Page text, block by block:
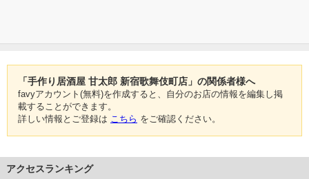
「手作り居酒屋 甘太郎 新宿歌舞伎町店」の関係者様へ
favyアカウント(無料)を作成すると、自分のお店の情報を編集し掲
載することができます。
詳しい情報とご登録は こちら をご確認ください。
アクセスランキング